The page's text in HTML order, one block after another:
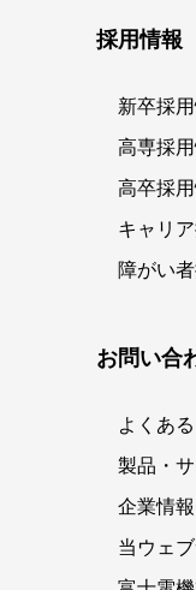
採用情報
新卒採
高専採
高卒採
キャリ
障がい
お問い合
よくあ
製品・
企業情
当ウェ